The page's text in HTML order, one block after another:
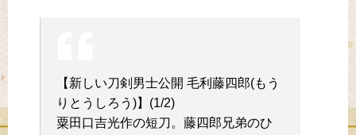
【新しい刀剣男士公開 毛利藤四郎(もう
りとうしろう)】(1/2)
粟田口吉光作の短刀。藤四郎兄弟のひ